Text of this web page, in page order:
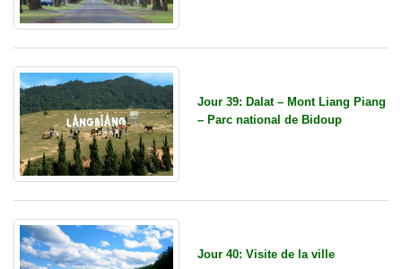
Jour 39: Dalat – Mont Liang Piang
– Parc national de Bidoup
Jour 40: Visite de la ville